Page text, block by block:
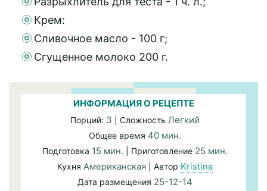
Крем:
Сливочное масло - 100 г;
Сгущенное молоко 200 г.
ИНФОРМАЦИЯ О РЕЦЕПТЕ
Порций: 3 | Сложность Легкий
Общее время 40 мин.
Подготовка 15 мин. | Приготовление 25 мин.
Кухня Американская | Автор Kristina
Дата размещения 25-12-14